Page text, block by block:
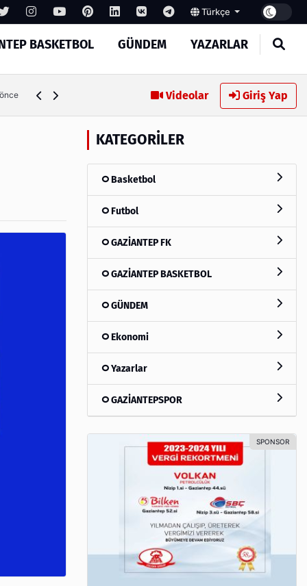
Türkçe
BASKETBOL GÜNDEM YAZARLAR
yeni yönetimi 23
Videolar Giriş Yap
KATEGORILER
Basketbol
Futbol
GAZİANTEP FK
GAZİANTEP BASKETBOL
GÜNDEM
Ekonomi
Yazarlar
GAZİANTEPSPOR